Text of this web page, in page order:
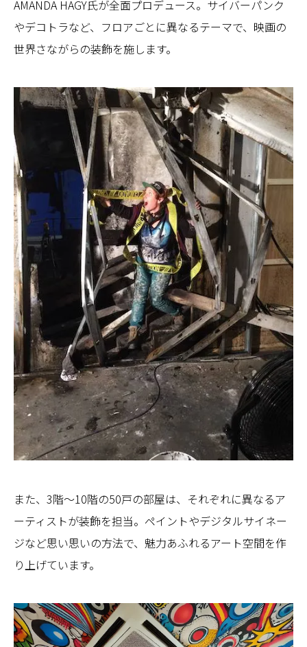
AMANDA HAGY氏が全面プロデュース。サイバーパンク
やデコトラなど、フロアごとに異なるテーマで、映画の
世界さながらの装飾を施します。
また、3階～10階の50戸の部屋は、それぞれに異なるア
ーティストが装飾を担当。ペイントやデジタルサイネー
ジなど思い思いの方法で、魅力あふれるアート空間を作
り上げています。